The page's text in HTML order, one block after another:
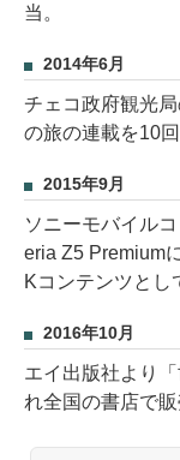
当。
2014年6月
チェコ政府観光
の旅の連載を10
2015年9月
ソニーモバイル
eria Z5 Premium
Kコンテンツとし
2016年10月
エイ出版社より
れ全国の書店で